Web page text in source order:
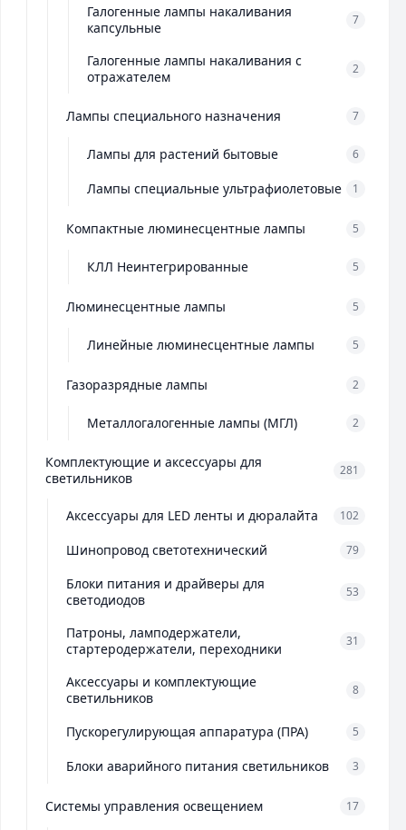
Галогенные лампы накаливания
капсульные
7
Галогенные лампы накаливания с
отражателем
2
Лампы специального назначения 7
Лампы для растений бытовые 6
Лампы специальные ультрафиолетовые 1
Компактные люминесцентные лампы 5
КЛЛ Неинтегрированные 5
Люминесцентные лампы 5
Линейные люминесцентные лампы 5
Газоразрядные лампы 2
Металлогалогенные лампы (МГЛ) 2
Комплектующие и аксессуары для
светильников
281
Аксессуары для LED ленты и дюралайта 102
Шинопровод светотехнический 79
Блоки питания и драйверы для
светодиодов
53
Патроны, ламподержатели,
стартеродержатели, переходники
31
Аксессуары и комплектующие
светильников
8
Пускорегулирующая аппаратура (ПРА) 5
Блоки аварийного питания светильников 3
Системы управления освещением 17